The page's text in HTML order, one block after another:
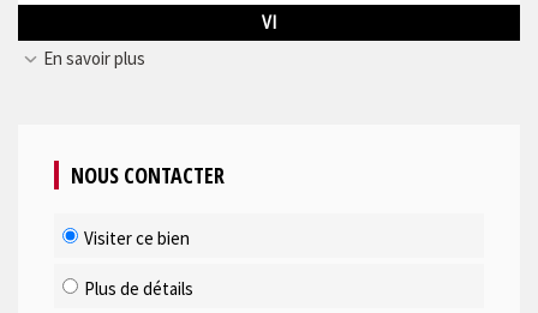
VI
En savoir plus
NOUS CONTACTER
Visiter ce bien
Plus de détails